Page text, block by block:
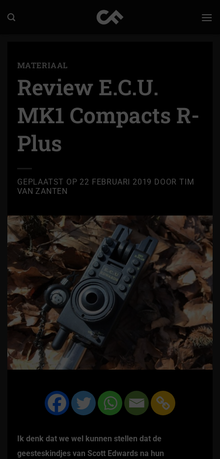
naar
MATERIAAL
Review E.C.U.
MK1 Compacts R-
Plus
GEPLAATST OP 22 FEBRUARI 2019 DOORTIM
VAN ZANTEN
Ik denk dat we wel kunnen stellen dat de
geesteskindjes van Scott Edwards na hun